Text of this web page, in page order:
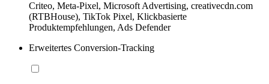
Criteo, Meta-Pixel, Microsoft Advertising, creativecdn.com
(RTBHouse), TikTok Pixel, Klickbasierte
Produktempfehlungen, Ads Defender
Erweitertes Conversion-Tracking